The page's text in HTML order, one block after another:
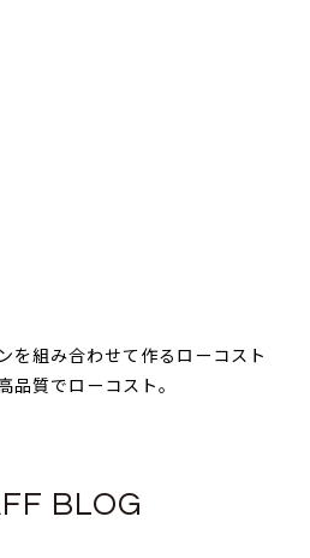
を組み合わせて作るローコスト
品質でローコスト。
BLOG